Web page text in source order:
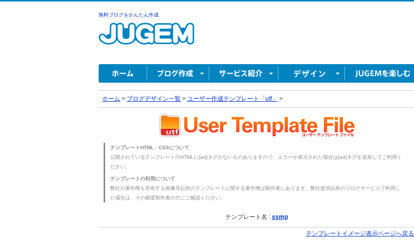
無料ブログをかんたん作成
ホーム > ブログデザイン一覧 > ユーザー作成テンプレート「utf」 >
テンプレートHTML・CSSについて
公開されているテンプレートのHTMLに{ad}タグがないものありますので、エラーが表示された場合は{ad}タグを追加してご利用く
ださい。
テンプレートの利用について
弊社が著作権を所有する画像等以外のテンプレートに関する著作権は制作者にあります。弊社提供以外のブログサービスで利用し
た場合は、その都度制作者の方にご確認ください。
テンプレート名 : ssmp
テンプレートイメージ表示ページへ戻る